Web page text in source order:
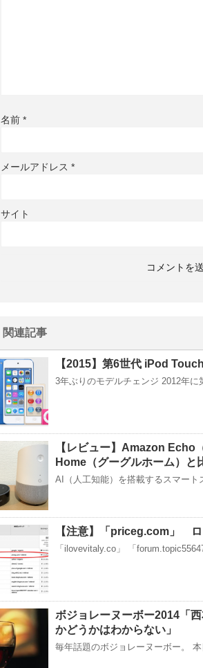
名前 *
メールアドレス *
サイト
関連記事
【2015】第6世代 iPod
3年ぶりのモデルチェンジ 2012年
【レビュー】Amazon Echo
Home（グーグルホーム）と
AI（人工知能）を搭載するスマート
【注意】「priceg.com」
「ilovevitaly.co」 「
ボジョレーヌーボー2014「
かどうかはわからない」
毎年話題のボジョレーヌーボー。